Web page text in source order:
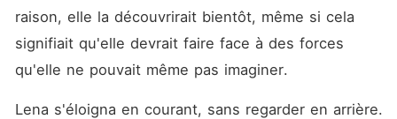
raison, elle la découvrirait bientôt, même si cela
signifiait qu'elle devrait faire face à des forces
qu'elle ne pouvait même pas imaginer.
Lena s'éloigna en courant, sans regarder en arrière.